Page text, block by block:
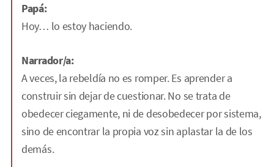
Papá:
Hoy… lo estoy haciendo.
Narrador/a:
A veces, la rebeldía no es romper. Es aprender a
construir sin dejar de cuestionar. No se trata de
obedecer ciegamente, ni de desobedecer por sistema,
sino de encontrar la propia voz sin aplastar la de los
demás.